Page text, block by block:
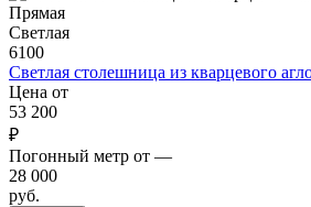
Прямая
Светлая
6100
Светлая столешница из кварцевого
Цена от
53 200
₽
Погонный метр от —
28 000
руб.